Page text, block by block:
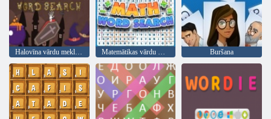
Halovīna vārdu meklēšana Matemātikas vārdu meklēšana Buršana